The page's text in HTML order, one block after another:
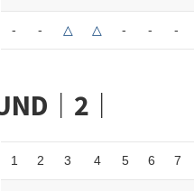
- - △ △ - - -
｜2｜
1 2 3 4 5 6 7